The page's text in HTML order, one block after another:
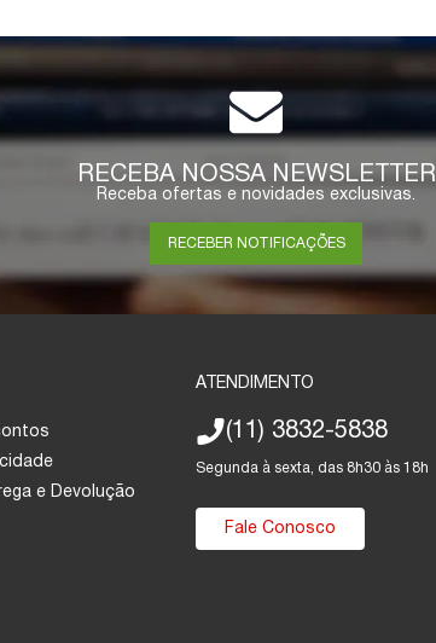
RECEBA NOSSA NEWSLETTER
Receba ofertas e novidades exclusivas.
RECEBER NOTIFICAÇÕES
e Devolução
ATENDIMENTO
(11) 3832-5838
Segunda à sexta, das 8h30 às 18h
Fale Conosco